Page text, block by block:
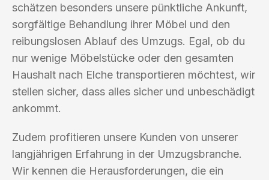
schätzen besonders unsere pünktliche Ankunft,
sorgfältige Behandlung ihrer Möbel und den
reibungslosen Ablauf des Umzugs. Egal, ob du
nur wenige Möbelstücke oder den gesamten
Haushalt nach Elche transportieren möchtest, wir
stellen sicher, dass alles sicher und unbeschädigt
ankommt.
Zudem profitieren unsere Kunden von unserer
langjährigen Erfahrung in der Umzugsbranche.
Wir kennen die Herausforderungen, die ein